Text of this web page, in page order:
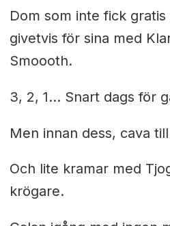
Dom som inte fick
givetvis för sina med
Smoooth.
3, 2, 1… Snart dags för
Men innan dess, cava
Och lite kramar med
krögare.